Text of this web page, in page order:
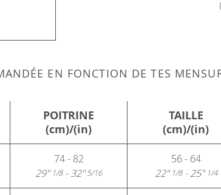
EN FONCTION DE TES
POITRINE
(cm)/(in)
TAILLE
(cm)/(in)
74 - 82
29"1/8- 32"5/16
56 - 64
22"1/8- 25"1/4